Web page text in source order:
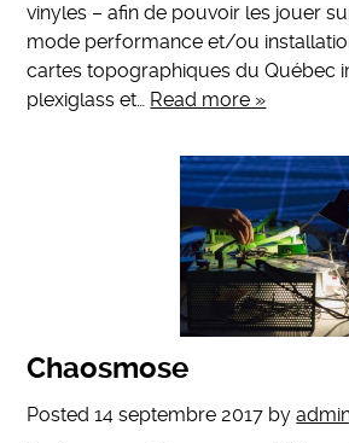
vinyles – afin de pouvoir les jouer
mode performance et/ou
cartes topographiques du Québec
plexiglass et… Read more »
Chaosmose
Posted14 septembre 2017 by